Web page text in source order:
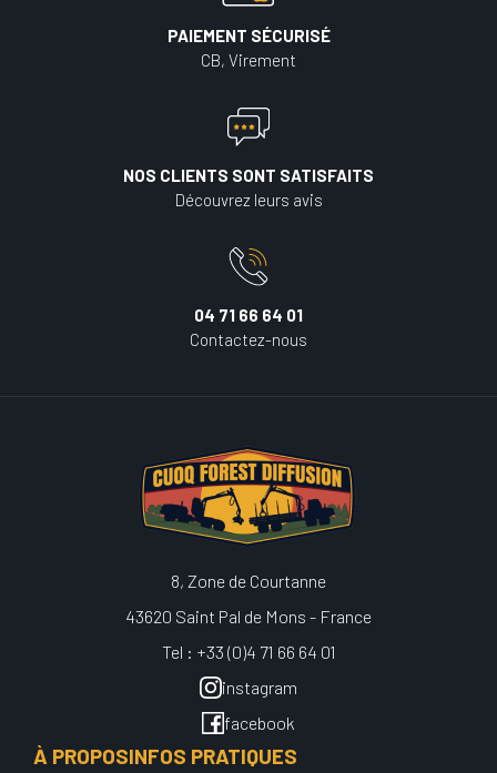
PAIEMENT SÉCURISÉ
CB, Virement
NOS CLIENTS SONT SATISFAITS
Découvrez leurs avis
04 71 66 64 01
Contactez-nous
8, Zone de Courtanne
43620 Saint Pal de Mons - France
Tel : +33 (0)4 71 66 64 01
instagram
facebook
À PROPOSINFOS PRATIQUES